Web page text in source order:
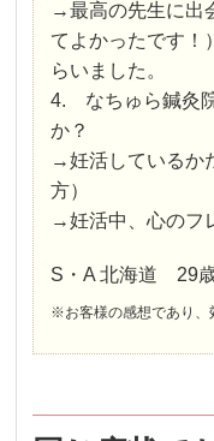
→最高の先生に出
てよかったです！
らいました。
4. なちゅら鍼灸
か？
→妊活しているか
方）
→妊活中、心のフ
S・A 北海道 29
※お客様の感想であり、